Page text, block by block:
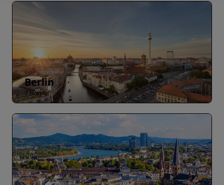
Berlin
7 Hotels